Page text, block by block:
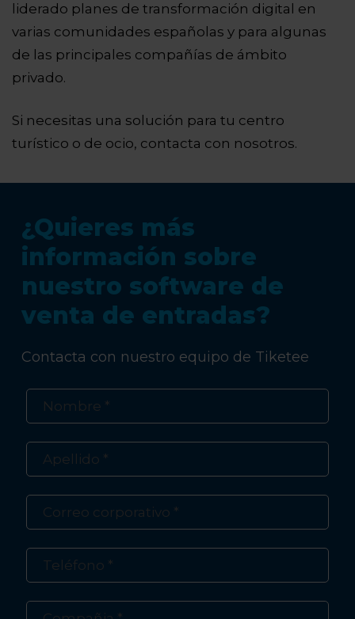
liderado planes de transformación digital en
varias comunidades españolas y para algunas
de las principales compañías de ámbito
privado.
Si necesitas una solución para tu centro
turístico o de ocio, contacta con nosotros.
¿Quieres más
información sobre
nuestro software de
venta de entradas?
Contacta con nuestro equipo de Tiketee